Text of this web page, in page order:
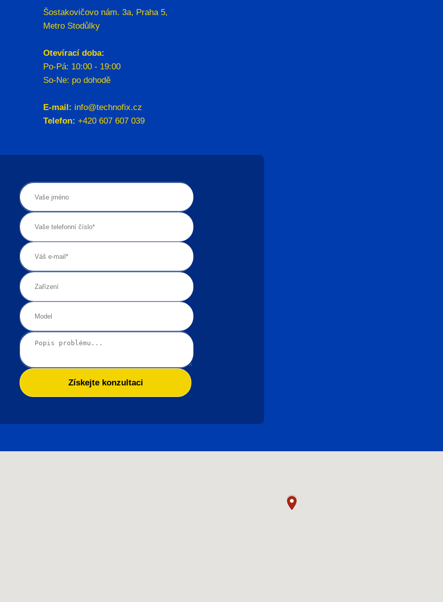
Šostakovičovo nám. 3a, Praha 5,
Metro Stodůlky
Otevírací doba:
Po-Pá: 10:00 - 19:00
So-Ne: po dohodě
E-mail: info@technofix.cz
Telefon: +420 607 607 039